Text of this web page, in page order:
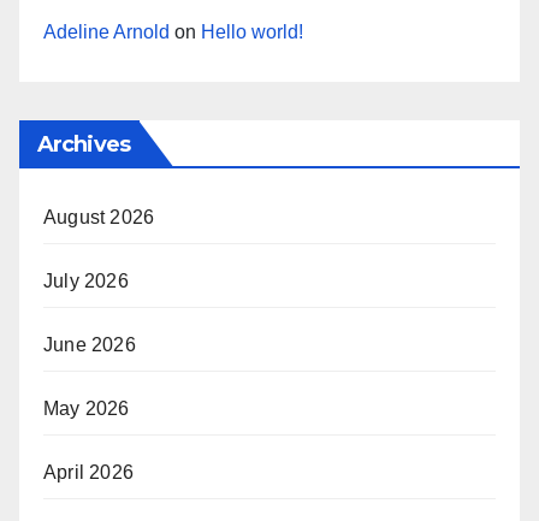
Adeline Arnold on Hello world!
Archives
August 2026
July 2026
June 2026
May 2026
April 2026